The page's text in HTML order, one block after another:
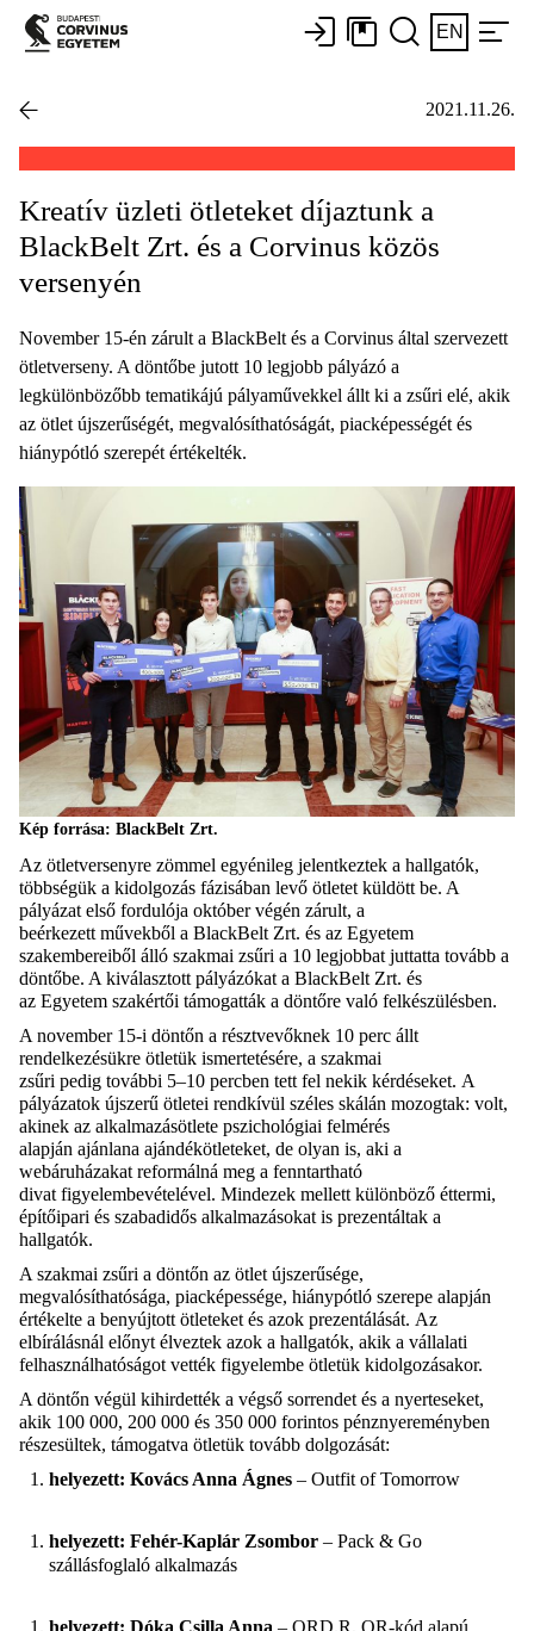
EN
2021.11.26.
Kreatív üzleti ötleteket díjaztunk a
BlackBelt Zrt. és a Corvinus közös
versenyén
November 15-én zárult a BlackBelt és a Corvinus által szervezett
ötletverseny. A döntőbe jutott 10 legjobb pályázó a
legkülönbözőbb tematikájú pályaművekkel állt ki a zsűri elé, akik
az ötlet újszerűségét, megvalósíthatóságát, piacképességét és
hiánypótló szerepét értékelték.
Kép forrása: BlackBelt Zrt.
Az ötletversenyre zömmel egyénileg jelentkeztek a hallgatók,
többségük a kidolgozás fázisában levő ötletet küldött be. A
pályázat első fordulója október végén zárult, a
beérkezett művekből a BlackBelt Zrt. és az Egyetem
szakembereiből álló szakmai zsűri a 10 legjobbat juttatta tovább a
döntőbe. A kiválasztott pályázókat a BlackBelt Zrt. és
az Egyetem szakértői támogatták a döntőre való felkészülésben.
A november 15-i döntőn a résztvevőknek 10 perc állt
rendelkezésükre ötletük ismertetésére, a szakmai
zsűri pedig további 5–10 percben tett fel nekik kérdéseket. A
pályázatok újszerű ötletei rendkívül széles skálán mozogtak: volt,
akinek az alkalmazásötlete pszichológiai felmérés
alapján ajánlana ajándékötleteket, de olyan is, aki a
webáruházakat reformálná meg a fenntartható
divat figyelembevételével. Mindezek mellett különböző éttermi,
építőipari és szabadidős alkalmazásokat is prezentáltak a
hallgatók.
A szakmai zsűri a döntőn az ötlet újszerűsége,
megvalósíthatósága, piacképessége, hiánypótló szerepe alapján
értékelte a benyújtott ötleteket és azok prezentálását. Az
elbírálásnál előnyt élveztek azok a hallgatók, akik a vállalati
felhasználhatóságot vették figyelembe ötletük kidolgozásakor.
A döntőn végül kihirdették a végső sorrendet és a nyerteseket,
akik 100 000, 200 000 és 350 000 forintos pénznyereményben
részesültek, támogatva ötletük tovább dolgozását:
helyezett: Kovács Anna Ágnes – Outfit of Tomorrow
helyezett: Fehér-Kaplár Zsombor – Pack & Go
szállásfoglaló alkalmazás
helyezett: Dóka Csilla Anna – QRD.R, QR-kód alapú